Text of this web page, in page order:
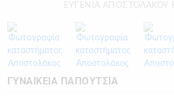
ΕΥΓΕΝΙΑ ΑΠΟΣΤΟΛΑΚΟΥ
ΓΥΝΑΙΚΕΙΑ ΠΑΠΟΥΤΣΙΑ